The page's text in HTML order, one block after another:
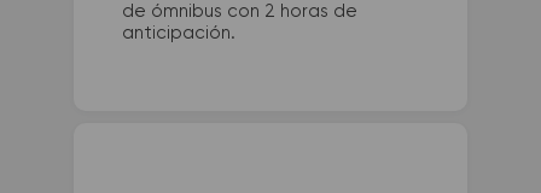
de ómnibus con 2 horas de
anticipación.